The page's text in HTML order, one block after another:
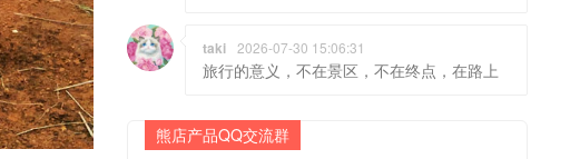
taki 2026-07-30 15:06:31
旅行的意义，不在景区，不在终点，在路上
熊店产品QQ交流群